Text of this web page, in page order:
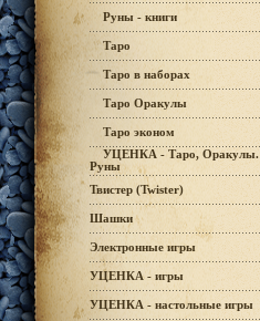
Руны - книги
Таро
Таро в наборах
Таро Оракулы
Таро эконом
УЦЕНКА - Таро, Оракулы.
Руны
Твистер (Twister)
Шашки
Электронные игры
УЦЕНКА - игры
УЦЕНКА - настольные игры